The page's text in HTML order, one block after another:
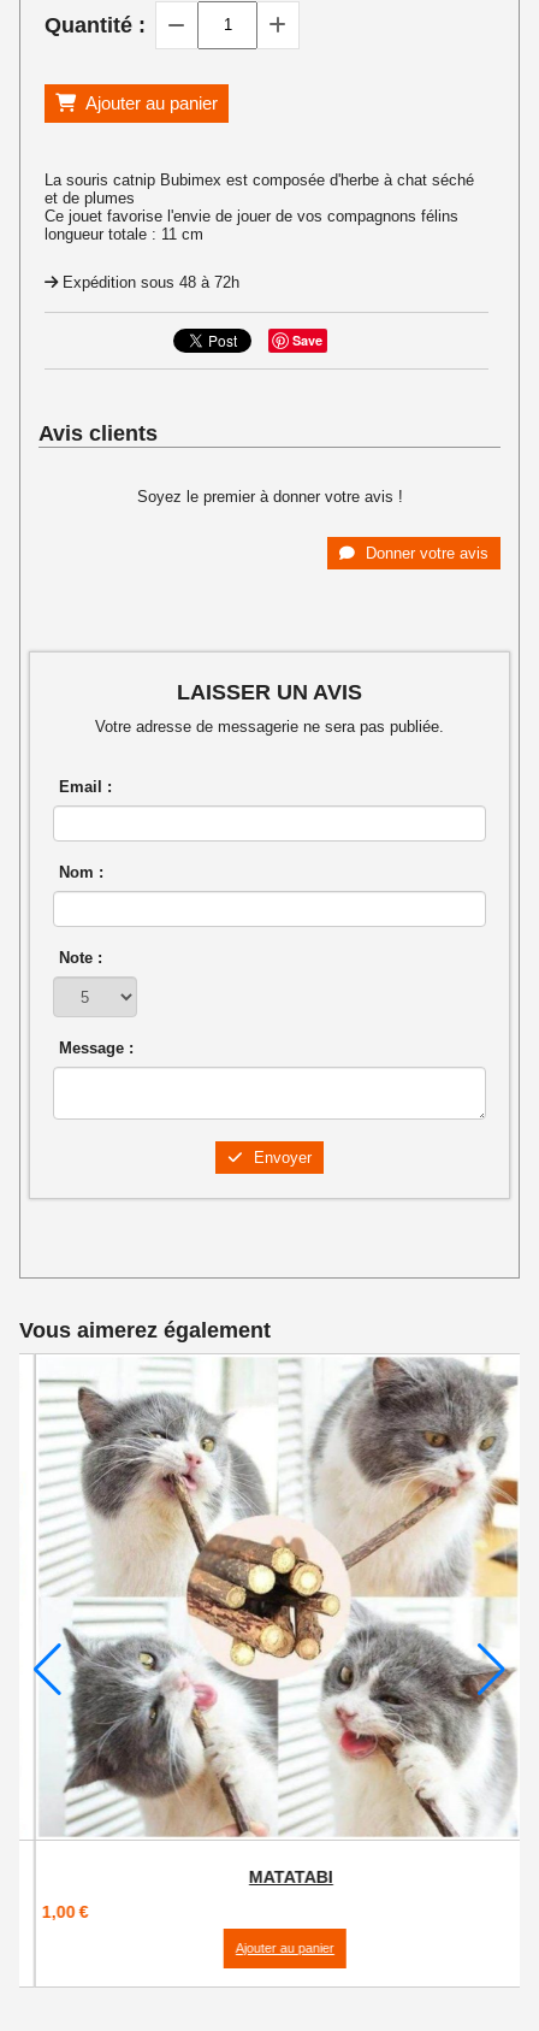
Quantité :
Ajouter au panier
La souris catnip Bubimex est composée d'herbe à chat séché
et de plumes
Ce jouet favorise l'envie de jouer de vos compagnons félins
longueur totale : 11 cm
Expédition sous 48 à 72h
Save
Avis clients
Soyez le premier à donner votre avis !
Donner votre avis
LAISSER UN AVIS
Votre adresse de messagerie ne sera pas publiée.
Email :
Nom :
Note :
Message :
Envoyer
Vous aimerez également
MATATABI
1,00€
Ajouter au panier